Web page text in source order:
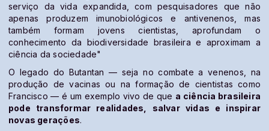
serviço da vida expandida, com pesquisadores que não
apenas produzem imunobiológicos e antivenenos, mas
também formam jovens cientistas, aprofundam o
conhecimento da biodiversidade brasileira e aproximam a
ciência da sociedade"
O legado do Butantan — seja no combate a venenos, na
produção de vacinas ou na formação de cientistas como
Francisco — é um exemplo vivo de que a ciência brasileira
pode transformar realidades, salvar vidas e inspirar
novas gerações.